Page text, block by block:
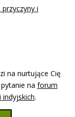
i
na nurtujące Cię
na forum
.